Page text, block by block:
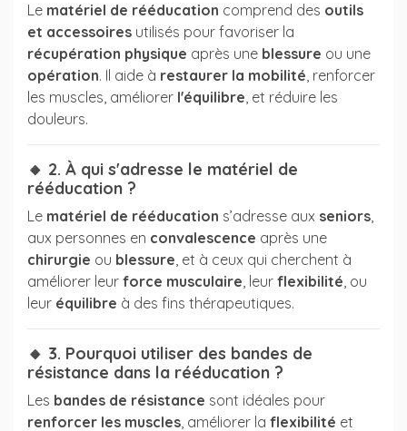
Le matériel de rééducation comprend des outils
et accessoires utilisés pour favoriser la
récupération physique après une blessure ou une
opération. Il aide à restaurer la mobilité, renforcer
les muscles, améliorer l'équilibre, et réduire les
douleurs.
🔸 2. À qui s'adresse le matériel de
rééducation ?
Le matériel de rééducation s’adresse aux seniors,
aux personnes en convalescence après une
chirurgie ou blessure, et à ceux qui cherchent à
améliorer leur force musculaire, leur flexibilité, ou
leur équilibre à des fins thérapeutiques.
🔸 3. Pourquoi utiliser des bandes de
résistance dans la rééducation ?
Les bandes de résistance sont idéales pour
renforcer les muscles, améliorer la flexibilité et